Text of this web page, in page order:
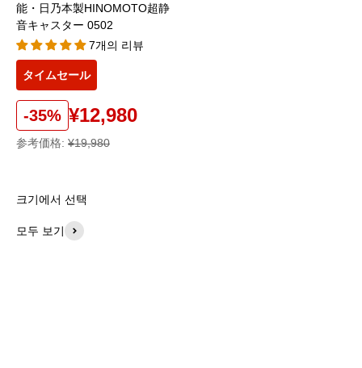
能・日乃本製HINOMOTO超静
音キャスター 0502
7개의 리뷰
タイムセール
-35% ¥12,980
参考価格: ¥19,980
크기에서 선택
모두 보기